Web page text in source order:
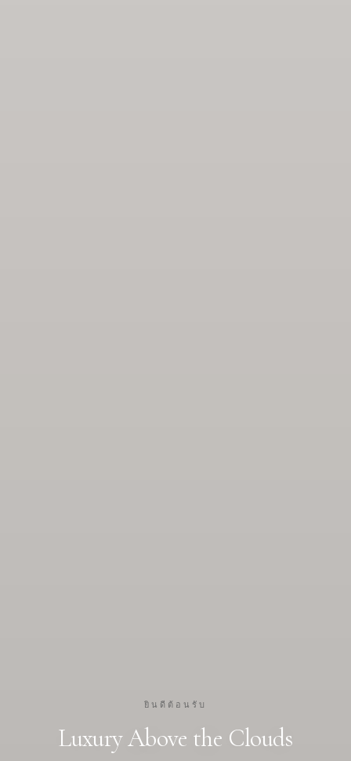
ยินดีต้อนรับ
Luxury Above the Clouds